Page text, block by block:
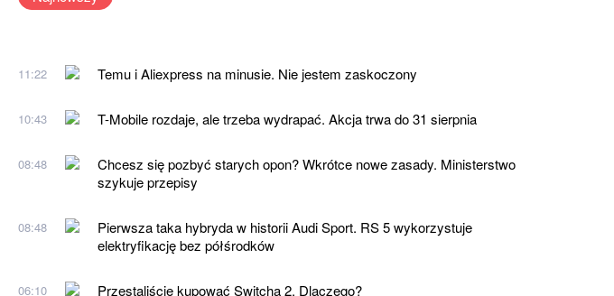
11:22 Temu i Aliexpress na minusie. Nie jestem zaskoczony
10:43 T-Mobile rozdaje, ale trzeba wydrapać. Akcja trwa do 31 sierpnia
08:48
Chcesz się pozbyć starych opon? Wkrótce nowe zasady. Ministerstwo
szykuje przepisy
08:48
Pierwsza taka hybryda w historii Audi Sport. RS 5 wykorzystuje
elektryfikację bez półśrodków
06:10 Przestaliście kupować Switcha 2. Dlaczego?